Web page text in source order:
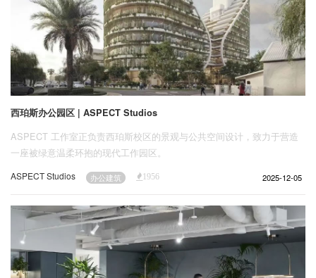
西珀斯办公园区 | ASPECT Studios
ASPECT 工作室正负责西珀斯校区的景观与公共空间设计，致力于营造
一座被绿意温柔环抱的现代工作园区。
ASPECT Studios 办公建筑 1956 2025-12-05